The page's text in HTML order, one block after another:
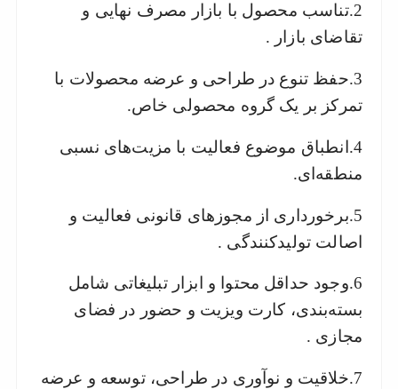
2.تناسب محصول با بازار مصرف نهایی و
تقاضای بازار .
3.حفظ تنوع در طراحی و عرضه محصولات با
تمرکز بر یک گروه محصولی خاص.
4.انطباق موضوع فعالیت با مزیت‌های نسبی
منطقه‌ای.
5.برخورداری از مجوزهای قانونی فعالیت و
اصالت تولیدکنندگی .
6.وجود حداقل محتوا و ابزار تبلیغاتی شامل
بسته‌بندی، کارت ویزیت و حضور در فضای
مجازی .
7.خلاقیت و نوآوری در طراحی، توسعه و عرضه